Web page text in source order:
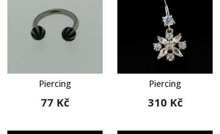
Piercing
77 Kč
Piercing
310 Kč